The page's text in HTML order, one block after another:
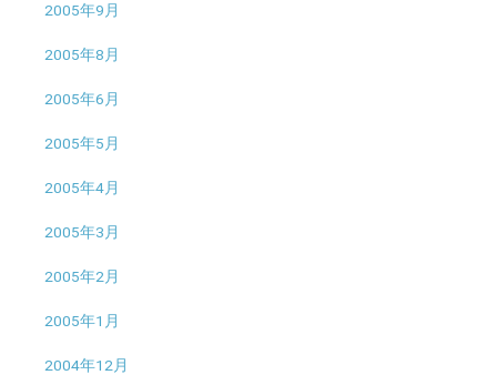
2005年9月
2005年8月
2005年6月
2005年5月
2005年4月
2005年3月
2005年2月
2005年1月
2004年12月